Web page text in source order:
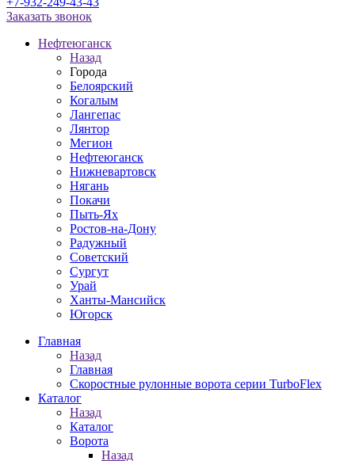
Заказать звонок
Нефтеюганск
Назад
Города
Белоярский
Когалым
Лангепас
Лянтор
Мегион
Нефтеюганск
Нижневартовск
Нягань
Покачи
Пыть-Ях
Рoстов-на-Дону
Радужный
Советский
Сургут
Урай
Ханты-Мансийск
Югорск
Главная
Назад
Главная
Скоростные рулонные ворота серии TurboFlex
Каталог
Назад
Каталог
Ворота
Назад